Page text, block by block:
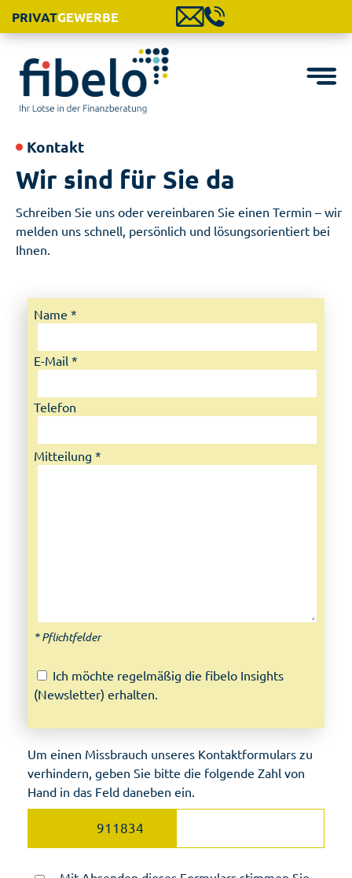
PRIVATGEWERBE
Kontakt
Wir sind für Sie da
Schreiben Sie uns oder vereinbaren Sie einen Termin – wir
melden uns schnell, persönlich und lösungsorientiert bei
Ihnen.
Name *
E-Mail *
Telefon
Mitteilung *
* Pflichtfelder
Ich möchte regelmäßig die fibelo Insights
(Newsletter) erhalten.
Um einen Missbrauch unseres Kontaktformulars zu
verhindern, geben Sie bitte die folgende Zahl von
Hand in das Feld daneben ein.
911834